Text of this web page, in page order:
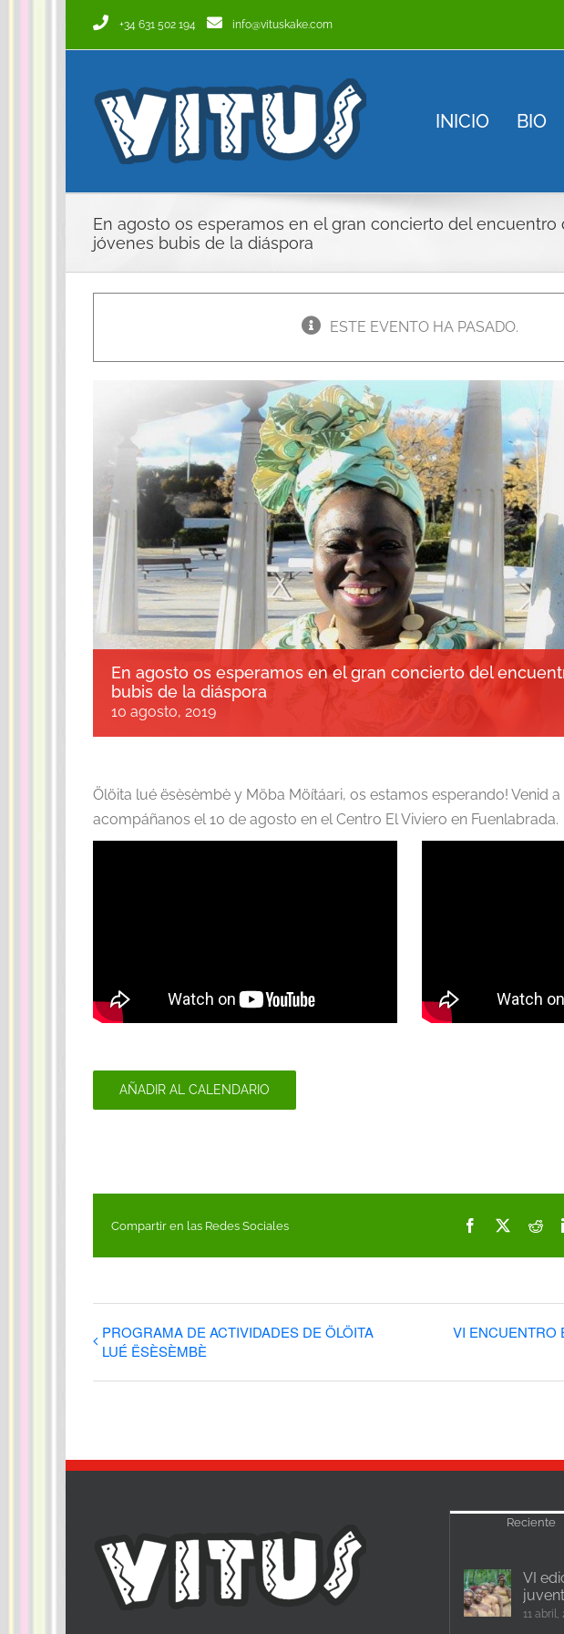
contenido
+34 631 502 194 info@vituskake.com
INICIO BIO
En agosto os esperamos en el gran concierto del encuentro
jóvenes bubis de la diáspora
ESTE EVENTO HA PASADO.
En agosto os esperamos en el gran concierto del
bubis de la diáspora
10 agosto, 2019
Ölöita lué ësèsèmbè y Möba Möítáari, os estamos esperando! Venid
acompáñanos el 10 de agosto en el Centro El Viviero en Fuenlabrada.
AÑADIR AL CALENDARIO
Compartir en las Redes Sociales Facebook
PROGRAMA DE ACTIVIDADES DE ÖLÖITA
LUÉ ËSÈSÈMBÈ
VI ENCUENTRO
Reciente
VI
11 abril,